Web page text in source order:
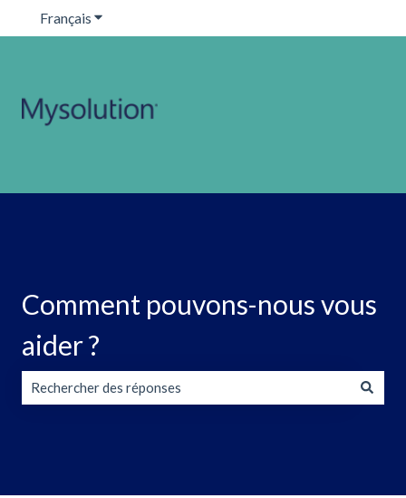
Français Afficher le sous-menu pour les traductions
Comment pouvons-nous vous
aider ?